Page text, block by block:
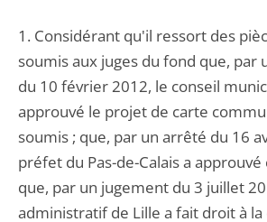
1. Considérant qu'il ressort des
soumis aux juges du fond que, par
du 10 février 2012, le conseil
approuvé le projet de carte
soumis ; que, par un arrêté du 16
préfet du Pas-de-Calais a
que, par un jugement du 3 juillet
administratif de Lille a fait droit à